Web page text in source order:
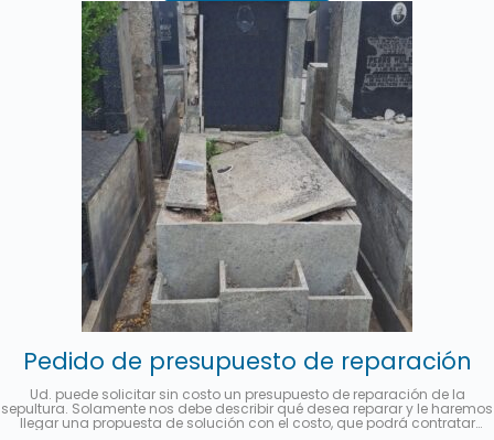
Pedido de presupuesto de reparación
Ud. puede solicitar sin costo un presupuesto de reparación de la
sepultura. Solamente nos debe describir qué desea reparar y le haremos
llegar una propuesta de solución con el costo, que podrá contratar